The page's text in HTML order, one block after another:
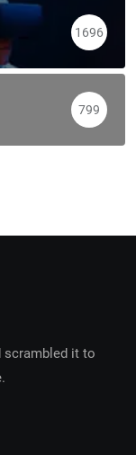
1696
799
scrambled it to